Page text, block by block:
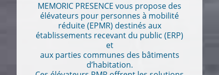
MEMORIC PRESENCE vous propose des
élévateurs pour personnes à mobilité
réduite (EPMR) destinés aux
établissements recevant du public (ERP)
et
aux parties communes des bâtiments
d’habitation.